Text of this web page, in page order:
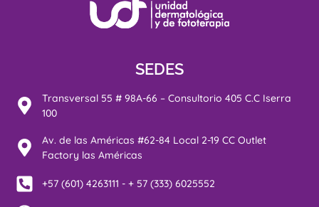
SEDES
Transversal 55 # 98A-66 – Consultorio 405 C.C Iserra
100
Av. de las Américas #62-84 Local 2-19 CC Outlet
Factory las Américas
+57 (601) 4263111 - + 57 (333) 6025552